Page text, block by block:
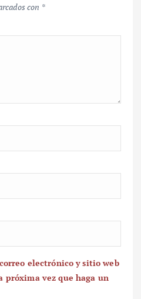
con *
electrónico y sitio web
próxima vez que haga un